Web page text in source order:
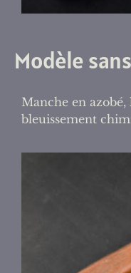
Modèle
Manche en
bleuissement